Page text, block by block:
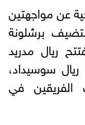
عن مواجهتين
برشلونة
ريال مدريد
سوسيداد،
الفريقين في